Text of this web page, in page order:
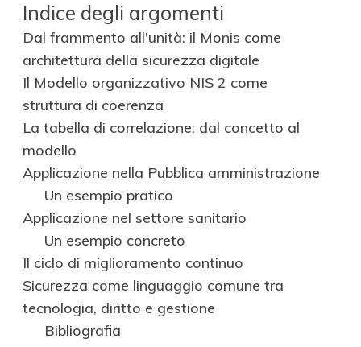
Indice degli argomenti
Dal frammento all’unità: il Monis come
architettura della sicurezza digitale
Il Modello organizzativo NIS 2 come
struttura di coerenza
La tabella di correlazione: dal concetto al
modello
Applicazione nella Pubblica amministrazione
Un esempio pratico
Applicazione nel settore sanitario
Un esempio concreto
Il ciclo di miglioramento continuo
Sicurezza come linguaggio comune tra
tecnologia, diritto e gestione
Bibliografia